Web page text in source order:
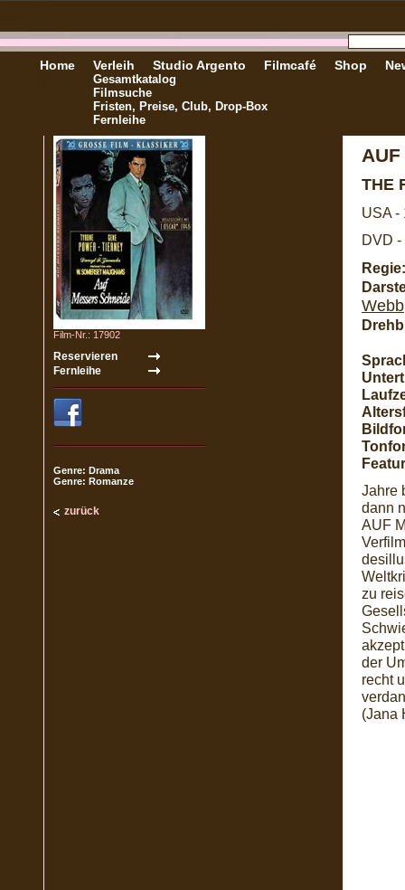
Home Verleih
Gesamtkatalog
Filmsuche
Fristen, Preise, Club, Drop-Box
Fernleihe
Studio Argento Filmcafé Shop
Film-Nr.: 17902
Genre: Drama
Genre: Romanze
zurück
AUF
THE
USA -
DVD -
Regie:
Webb
Jahre
dann
AUF
zu
der
recht
(Jana